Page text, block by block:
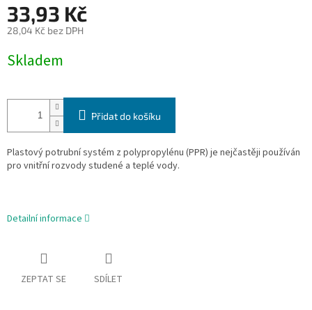
33,93 Kč
28,04 Kč bez DPH
cena:
Skladem
Přidat do košíku
Plastový potrubní systém z polypropylénu (PPR) je nejčastěji používán
pro vnitřní rozvody studené a teplé vody.
Detailní informace
ZEPTAT SE SDÍLET